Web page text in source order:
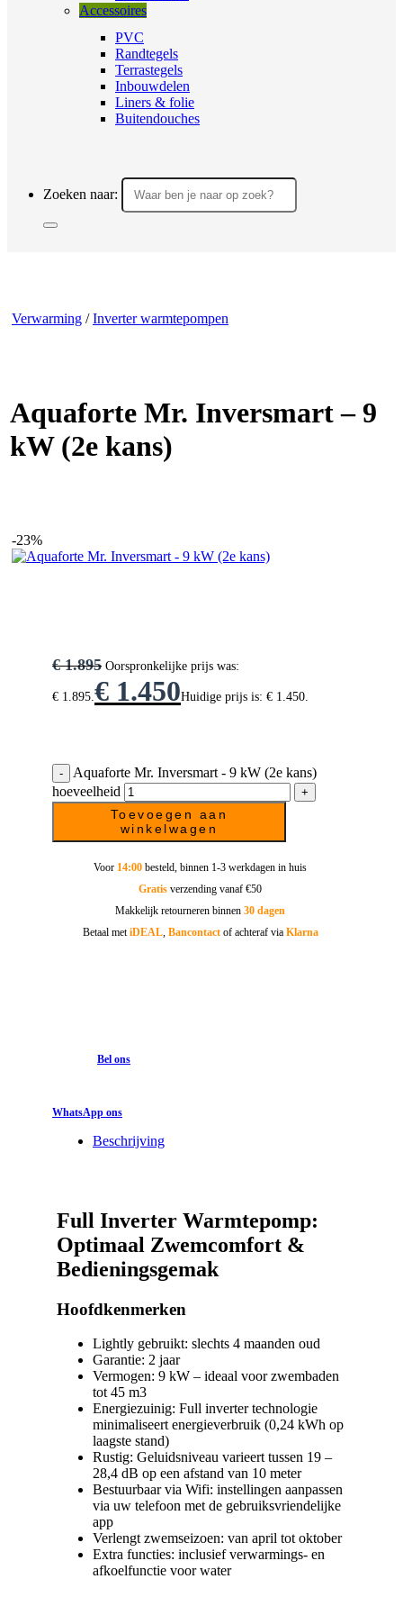
Accessoires
PVC
Randtegels
Terrastegels
Inbouwdelen
Liners & folie
Buitendouches
Zoeken naar:
Verwarming / Inverter warmtepompen
Aquaforte Mr. Inversmart – 9
kW (2e kans)
-23%
€1.895 Oorspronkelijke prijs was:
€ 1.895. € 1.450Huidige prijs is: € 1.450.
Aquaforte Mr. Inversmart - 9 kW (2e kans)
hoeveelheid
Toevoegen aan
winkelwagen
Voor 14:00 besteld, binnen 1-3 werkdagen in huis
Gratis verzending vanaf €50
Makkelijk retourneren binnen 30 dagen
Betaal metiDEAL, Bancontact of achteraf via Klarna
Bel ons
WhatsApp ons
Beschrijving
Full Inverter Warmtepomp:
Optimaal Zwemcomfort &
Bedieningsgemak
Hoofdkenmerken
Lightly gebruikt: slechts 4 maanden oud
Garantie: 2 jaar
Vermogen: 9 kW – ideaal voor zwembaden
tot 45 m3
Energiezuinig: Full inverter technologie
minimaliseert energieverbruik (0,24 kWh op
laagste stand)
Rustig: Geluidsniveau varieert tussen 19 –
28,4 dB op een afstand van 10 meter
Bestuurbaar via Wifi: instellingen aanpassen
via uw telefoon met de gebruiksvriendelijke
app
Verlengt zwemseizoen: van april tot oktober
Extra functies: inclusief verwarmings- en
afkoelfunctie voor water